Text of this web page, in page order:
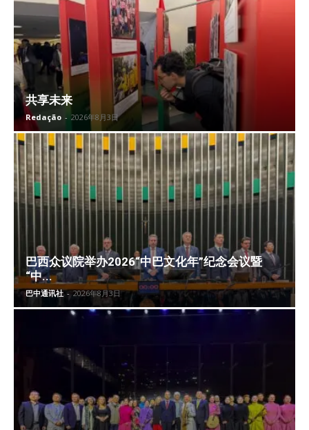
共享未来
Redação - 2026年8月3日
巴西众议院举办2026“中巴文化年”纪念会议暨
“中...
巴中通讯社 - 2026年8月3日